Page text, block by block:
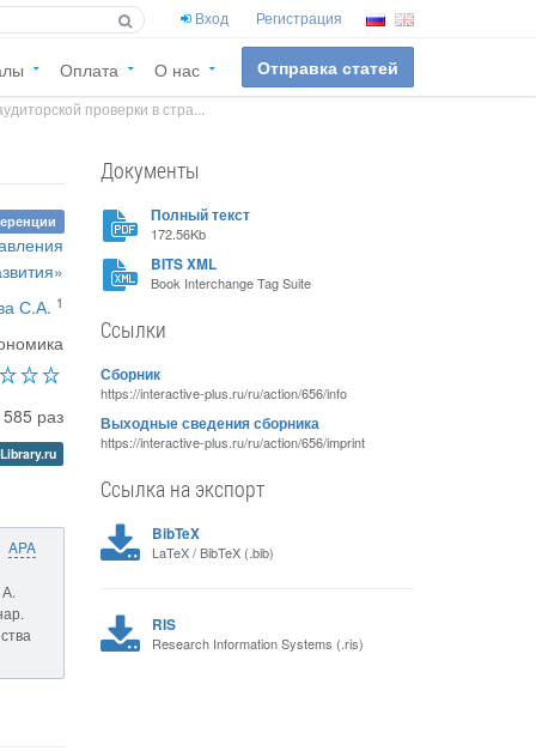
Вход Регистрация
Оплата О нас Отправка статей
проверки в стра...
С.А. 1
раз
APA
Документы
Полный текст
172.56Kb
BITS XML
Book Interchange Tag Suite
Ссылки
Сборник
https://interactive-plus.ru/ru/action/656/info
Выходные сведения сборника
https://interactive-plus.ru/ru/action/656/imprint
Ссылка на экспорт
BibTeX
LaTeX / BibTeX (.bib)
RIS
Research Information Systems (.ris)